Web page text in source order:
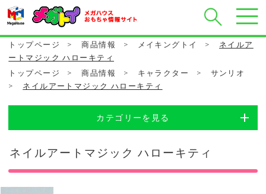
トップページ > 商品情報 > メイキングトイ >
ネイルア
ートマジック ハローキティ
トップページ
> 商品情報 > キャラクター >
サンリオ
>
ネイルアートマジック ハローキティ
カテゴリーを見る
ネイルアートマジック ハローキティ